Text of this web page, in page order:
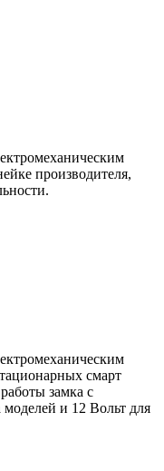
производителя,
смарт
замка с
и 12 Вольт для